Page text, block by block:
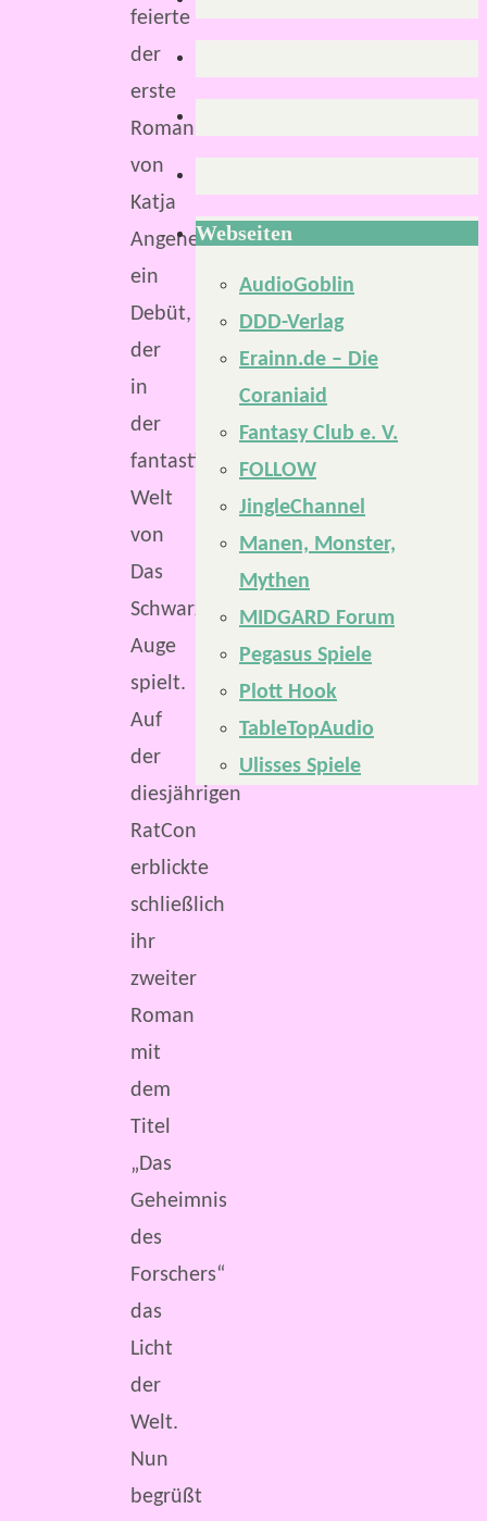
feierte
der
erste
Roman
von
Katja
Angenent
ein
Debüt,
der
in
der
fantastischen
Welt
von
Das
Schwarze
Auge
spielt.
Auf
der
diesjährigen
RatCon
erblickte
schließlich
ihr
zweiter
Roman
mit
dem
Titel
„Das
Geheimnis
des
Forschers“
das
Licht
der
Welt.
Nun
begrüßt
Webseiten
AudioGoblin
DDD-Verlag
Erainn.de – Die
Coraniaid
Fantasy Club e. V.
FOLLOW
JingleChannel
Manen, Monster,
Mythen
MIDGARD Forum
Pegasus Spiele
Plott Hook
TableTopAudio
Ulisses Spiele